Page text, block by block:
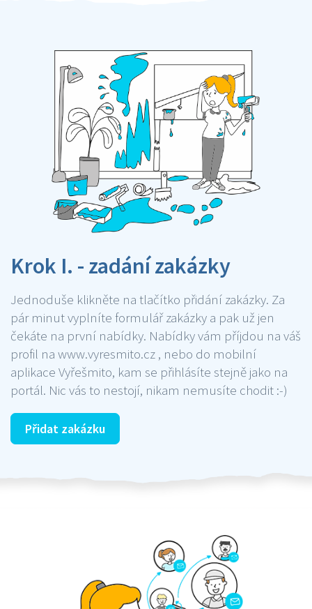
Krok I. - zadání zakázky
Jednoduše klikněte na tlačítko přidání zakázky. Za
pár minut vyplníte formulář zakázky a pak už jen
čekáte na první nabídky. Nabídky vám příjdou na váš
profil na www.vyresmito.cz , nebo do mobilní
aplikace Vyřešmito, kam se přihlásíte stejně jako na
portál. Nic vás to nestojí, nikam nemusíte chodit :-)
Přidat zakázku